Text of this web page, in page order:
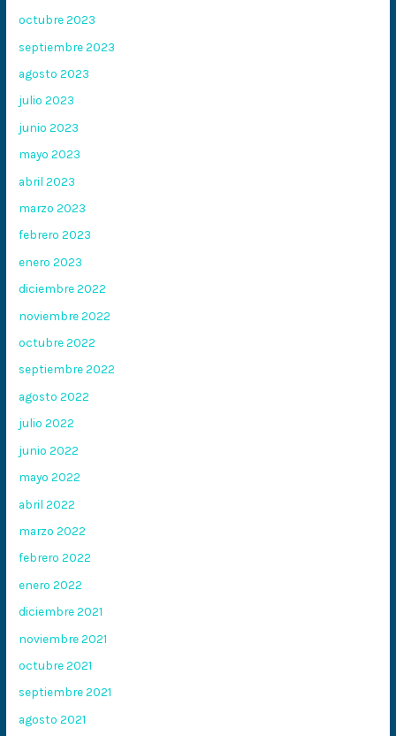
octubre 2023
septiembre 2023
agosto 2023
julio 2023
junio 2023
mayo 2023
abril 2023
marzo 2023
febrero 2023
enero 2023
diciembre 2022
noviembre 2022
octubre 2022
septiembre 2022
agosto 2022
julio 2022
junio 2022
mayo 2022
abril 2022
marzo 2022
febrero 2022
enero 2022
diciembre 2021
noviembre 2021
octubre 2021
septiembre 2021
agosto 2021